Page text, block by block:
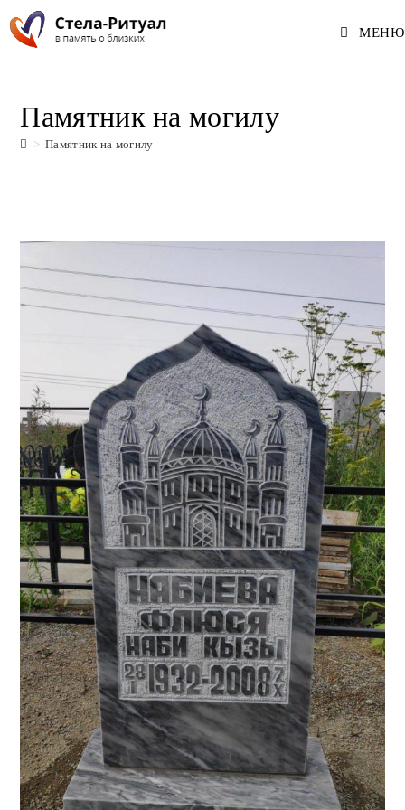
Перейти
МЕНЮ
Памятник на могилу
> Памятник на могилу